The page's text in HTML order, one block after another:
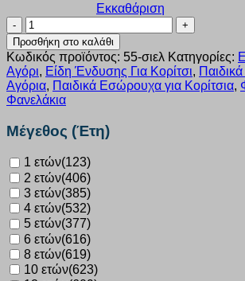
Εκκαθάριση
Φανελάκι
κοντομάνικο
Nina
Club
σιέλ
παιδικό
55
ποσότητα
Προσθήκη στο καλάθι
Κωδικός προϊόντος: 55-σιελ Κατηγορίες:
Αγόρι, Είδη Ένδυσης Για Κορίτσι,
Αγόρια, Παιδικά Εσώρουχα για Κορίτσια,
Φανελάκια
Μέγεθος (Έτη)
1 ετών(123)
2 ετών(406)
3 ετών(385)
4 ετών(532)
5 ετών(377)
6 ετών(616)
8 ετών(619)
10 ετών(623)